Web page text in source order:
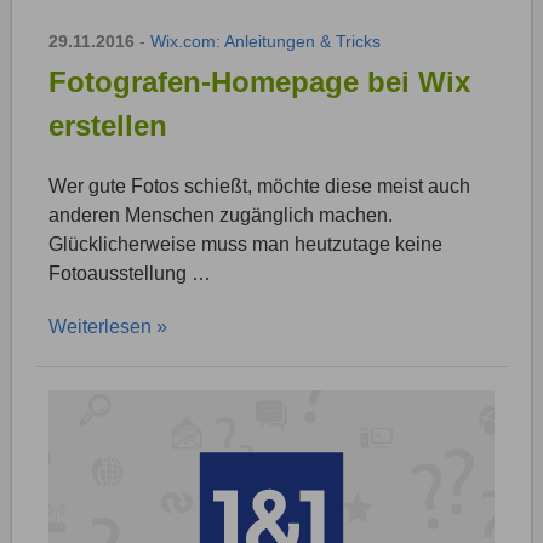
29.11.2016 - Wix.com: Anleitungen & Tricks
Fotografen-Homepage bei Wix
erstellen
Wer gute Fotos schießt, möchte diese meist auch
anderen Menschen zugänglich machen.
Glücklicherweise muss man heutzutage keine
Fotoausstellung …
Weiterlesen »